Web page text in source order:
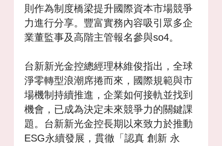
則作為制度橋梁提升國際資本市場競爭
力進行分享。豐富實務內容吸引眾多企
業董監事及高階主管報名參與so4。
台新新光金控總經理林維俊指出，全球
淨零轉型浪潮席捲而來，國際規範與市
場機制持續推進，企業如何接軌並找到
機會，已成為決定未來競爭力的關鍵課
題。台新新光金控長期以來致力於推動
ESG永續發展，貫徹「認真 創新 永